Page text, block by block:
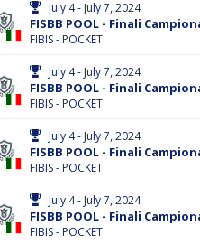
July 4 - July 7, 2024
FISBB POOL - Finali
FIBIS - POCKET
July 4 - July 7, 2024
FISBB POOL - Finali
FIBIS - POCKET
July 4 - July 7, 2024
FISBB POOL - Finali
FIBIS - POCKET
July 4 - July 7, 2024
FISBB POOL - Finali
FIBIS - POCKET